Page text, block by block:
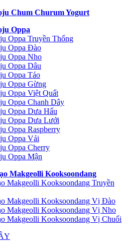
Chum Churum Yogurt
Oppa
Oppa Truyền Thống
Oppa Đào
Oppa Nho
Oppa Dâu
Oppa Táo
Oppa Gừng
Oppa Việt Quất
Oppa Chanh Dây
Oppa Dưa Hấu
Oppa Dưa Lưới
Oppa Raspberry
Oppa Vải
Oppa Cherry
Oppa Mận
Makgeolli Kooksoondang
Makgeolli Kooksoondang Truyền
Makgeolli Kooksoondang Vị Đào
Makgeolli Kooksoondang Vị Nho
Makgeolli Kooksoondang Vị Chuối